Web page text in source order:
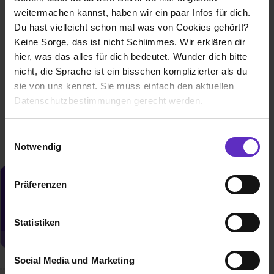
weitermachen kannst, haben wir ein paar Infos für dich.
Du hast vielleicht schon mal was von Cookies gehört!?
Keine Sorge, das ist nicht Schlimmes. Wir erklären dir
hier, was das alles für dich bedeutet. Wunder dich bitte
nicht, die Sprache ist ein bisschen komplizierter als du
sie von uns kennst. Sie muss einfach den aktuellen
Datenschutzbestimmungen gerecht werden.
Benutzung der Webseite getroffenen Einstellungen zu
Webseite zu analysieren („Statistiken“), um
Informationen zu deiner Verwendung unserer Website an
Analysen weiterzugeben und um Inhalte und Anzeigen zu
Notwendig
Präferenzen
Statistiken
Social Media und Marketing
beiEssity
01.09.2027
1 freier Platz
Weitere Ergebnisse laden
Du möchtest neue Stellen automatisch